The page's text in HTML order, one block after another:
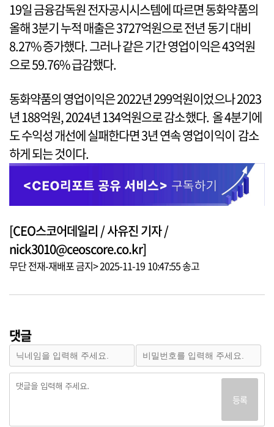
19일 금융감독원 전자공시시스템에 따르면 동화약품의
올해 3분기 누적 매출은 3727억원으로 전년 동기 대비
8.27% 증가했다. 그러나 같은 기간 영업이익은 43억원
으로 59.76% 급감했다.
동화약품의 영업이익은 2022년 299억원이었으나 2023
년 188억원, 2024년 134억원으로 감소했다. 올 4분기에
도 수익성 개선에 실패한다면 3년 연속 영업이익이 감소
하게 되는 것이다.
[CEO스코어데일리 / 사유진 기자 /
nick3010@ceoscore.co.kr]
무단 전재-재배포 금지> 2025-11-19 10:47:55 송고
댓글
등록